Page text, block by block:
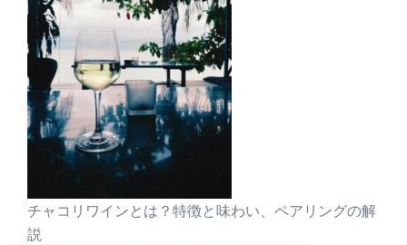
チャコリワインとは？特徴と味わい、ペアリングの解
説